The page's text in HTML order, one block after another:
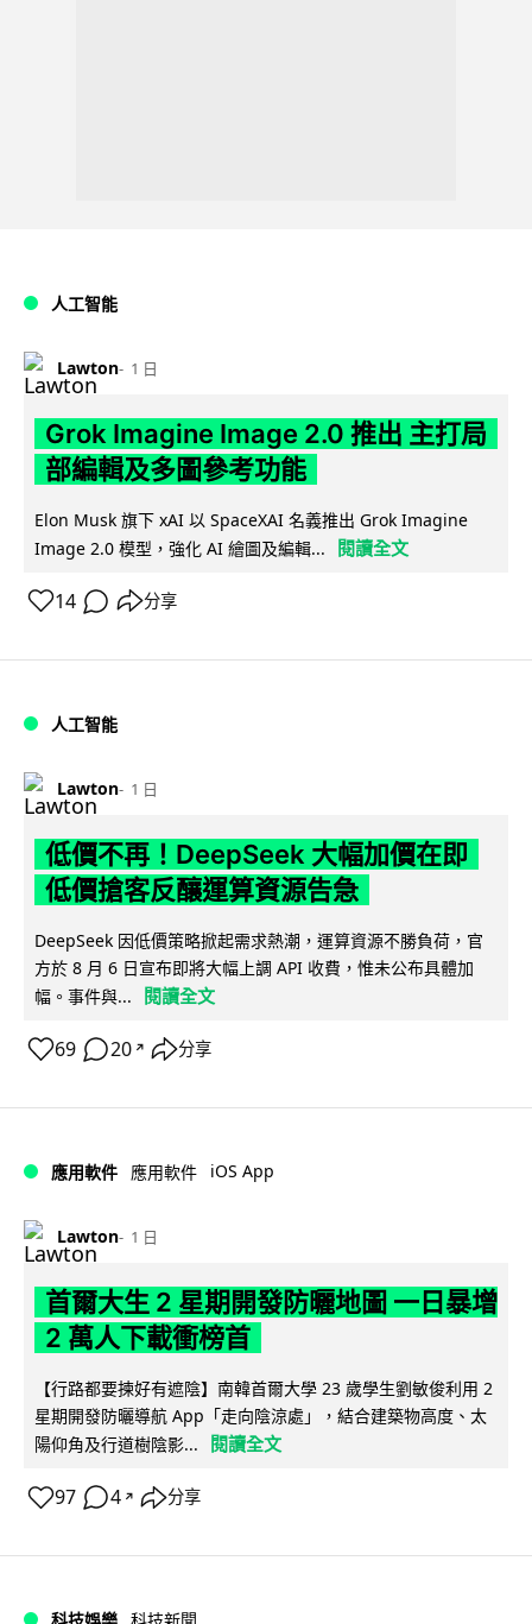
人工智能
Lawton 1 日
Grok Imagine Image 2.0 推出 主打局
部編輯及多圖參考功能
Elon Musk 旗下 xAI 以 SpaceXAI 名義推出 Grok Imagine
Image 2.0 模型，強化 AI 繪圖及編輯...
閱讀全文
14 分享
人工智能
Lawton 1 日
低價不再！DeepSeek 大幅加價在即
低價搶客反釀運算資源告急
DeepSeek 因低價策略掀起需求熱潮，運算資源不勝負荷，官
方於 8 月 6 日宣布即將大幅上調 API 收費，惟未公布具體加
幅。事件與...
閱讀全文
69 20 ↗ 分享
應用軟件 應用軟件 iOS App
Lawton 1 日
首爾大生 2 星期開發防曬地圖 一日暴增
2 萬人下載衝榜首
【行路都要揀好有遮陰】南韓首爾大學 23 歲學生劉敏俊利用 2
星期開發防曬導航 App「走向陰涼處」，結合建築物高度、太
陽仰角及行道樹陰影...
閱讀全文
97 4 ↗ 分享